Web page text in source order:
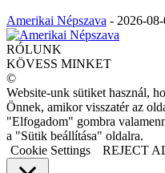
Amerikai Népszava - 2026-
RÓLUNK
KÖVESS MINKET
©
Website-unk sütiket használ,
Önnek, amikor visszatér az
"Elfogadom" gombra
a "Sütik beállítása" oldalra.
Cookie Settings
REJECT